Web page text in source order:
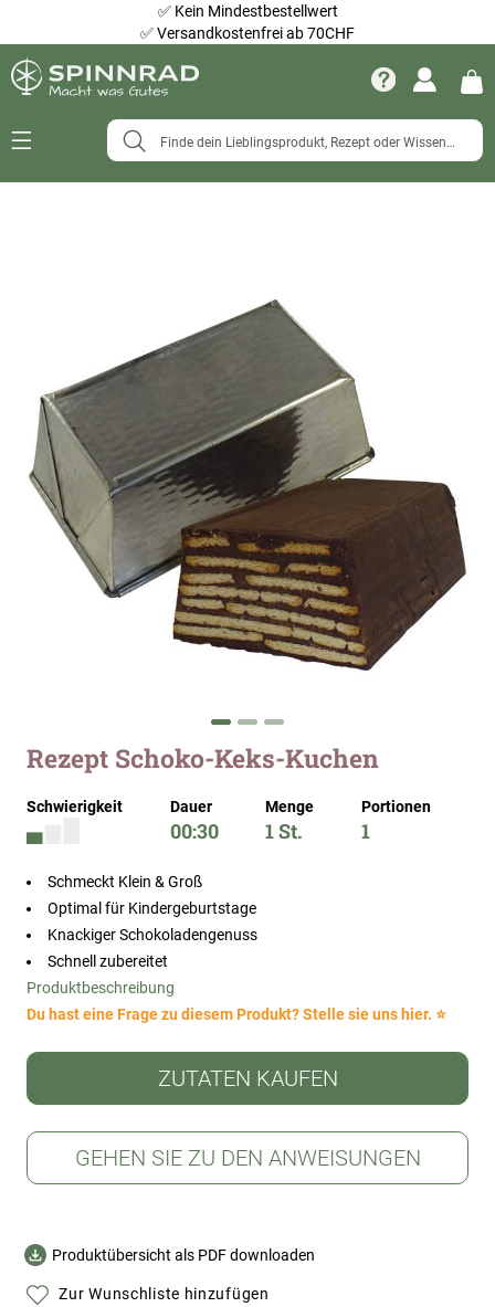
✅ Kein Mindestbestellwert
✅Versandkostenfrei ab 70CHF
Navigation
Zum
Anfang
Bildergalerie
springen
Rezept Schoko-Keks-Kuchen
Schwierigkeit Dauer
00:30
Menge
1 St.
Portionen
1
Schmeckt Klein & Groß
Optimal für Kindergeburtstage
Knackiger Schokoladengenuss
Schnell zubereitet
Produktbeschreibung
Du hast eine Frage zu diesem Produkt? Stelle sie uns hier. ⭐
ZUTATEN KAUFEN
GEHEN SIE ZU DEN ANWEISUNGEN
Produktübersicht als PDF downloaden
Zur Wunschliste hinzufügen